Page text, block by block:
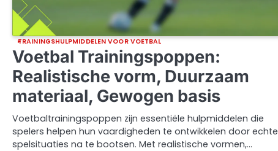
TRAININGSHULPMIDDELEN VOOR VOETBAL
Voetbal Trainingspoppen:
Realistische vorm, Duurzaam
materiaal, Gewogen basis
Voetbaltrainingspoppen zijn essentiële hulpmiddelen die
spelers helpen hun vaardigheden te ontwikkelen door echte
spelsituaties na te bootsen. Met realistische vormen,…